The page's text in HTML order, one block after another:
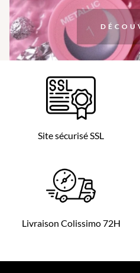
Site sécurisé SSL
Livraison Colissimo 72H